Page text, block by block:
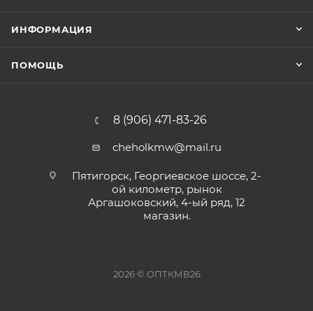
ИНФОРМАЦИЯ
ПОМОЩЬ
8 (906) 471-83-26
cheholkmw@mail.ru
Пятигорск, Георгиевское шоссе, 2-
ой километр, рынок
Аргашоковский, 4-ый ряд, 12
магазин.
2026 © ОПТКМВ26